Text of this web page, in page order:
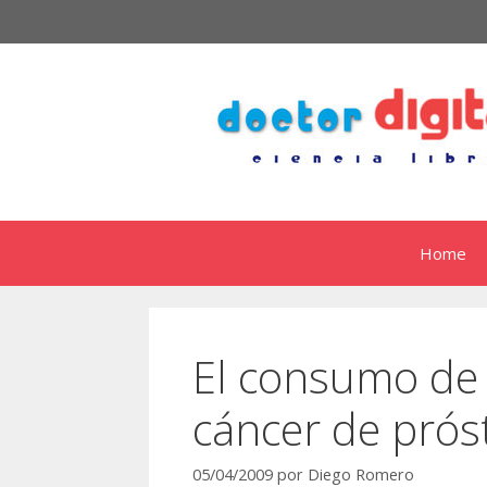
al
Home
El consumo
cáncer de
05/04/2009 por Diego Romero